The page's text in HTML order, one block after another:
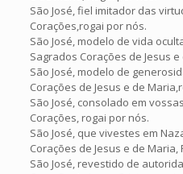
São José, fiel imitador das
Corações,rogai por nós.
São José, modelo de vida
Sagrados Corações de Jesus
São José, modelo de
Corações de Jesus e de
São José, consolado em
Corações, rogai por nós.
São José, que vivestes em
Corações de Jesus e de Maria,
São José, revestido de